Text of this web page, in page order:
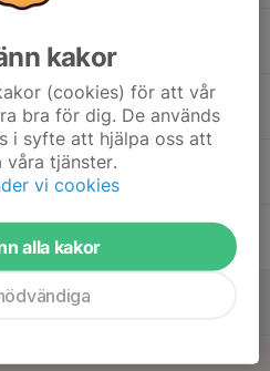
kakor
(cookies) för att vår
bra för dig. De används
i syfte att hjälpa oss att
tjänster.
vi cookies
alla kakor